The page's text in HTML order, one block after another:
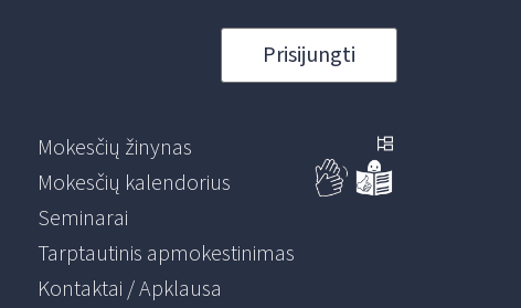
Prisijungti
Mokesčių žinynas
Mokesčių kalendorius
Seminarai
Tarptautinis apmokestinimas
Kontaktai / Apklausa